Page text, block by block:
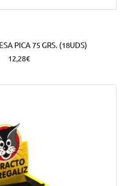
PICA 75 GRS. (18UDS)
12,28€